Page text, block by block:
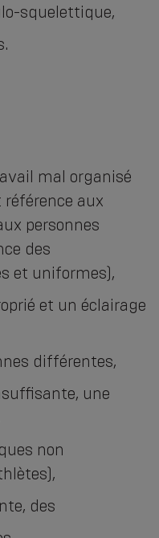
squelettique,
mal organisé
aux
personnes
des
et uniformes),
et un éclairage
différentes,
une
non
des